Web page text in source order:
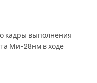
кадры выполнения
Ми-28нм в ходе